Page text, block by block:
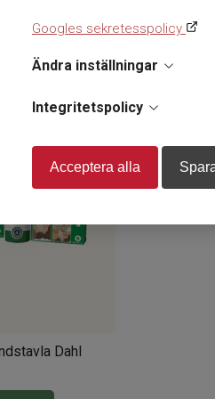
Googles sekretesspolicy
Ändra inställningar
Integritetspolicy
Acceptera alla
Dahl